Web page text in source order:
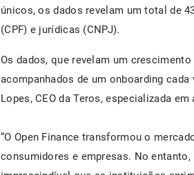
únicos, os dados revelam um total de
(CPF) e jurídicas (CNPJ).
Os dados, que revelam um
acompanhados de um onboarding
Lopes, CEO da Teros, especializada
“O Open Finance transformou o
consumidores e empresas. No